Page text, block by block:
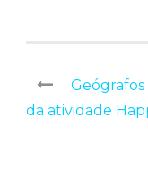
da atividade